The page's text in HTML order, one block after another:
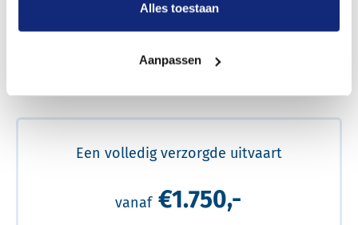
Alles toestaan
Aanpassen
Een betere uitvaart ervaring voor een betere
Een volledig verzorgde uitvaart
vanaf €1.750,-